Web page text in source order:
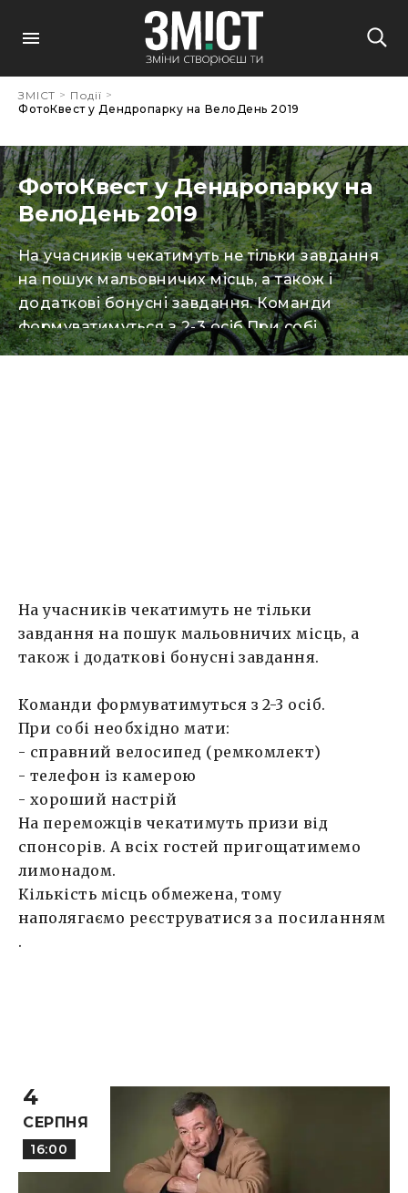
ЗМІСТ > Події >
ФотоКвест у Дендропарку на ВелоДень 2019
ФотоКвест у Дендропарку на
ВелоДень 2019
На учасників чекатимуть не тільки завдання
на пошук мальовничих місць, а також і
додаткові бонусні завдання. Команди
формуватимуться з 2-3 осіб.При собі
необхідно мати:– справний велосипед
На учасників чекатимуть не тільки
завдання на пошук мальовничих місць, а
також і додаткові бонусні завдання.
Команди формуватимуться з 2-3 осіб.
При собі необхідно мати:
- справний велосипед (ремкомлект)
- телефон із камерою
- хороший настрій
На переможців чекатимуть призи від
спонсорів. А всіх гостей пригощатимемо
лимонадом.
Кількість місць обмежена, тому
наполягаємо реєструватисяза посиланням
.
4
СЕРПНЯ
16:00